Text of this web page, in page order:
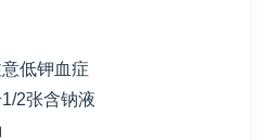
低钾血症
1/2张含钠液